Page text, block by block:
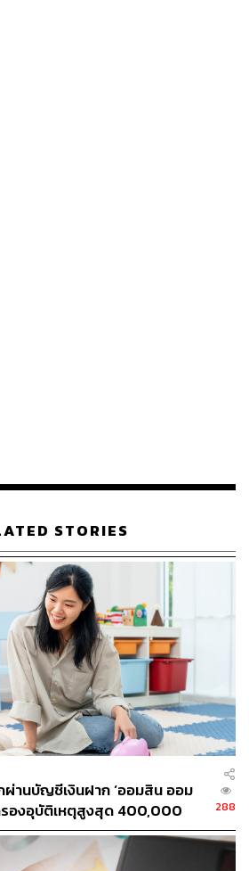
งมาไกล ประสบความสำเร็จมาแล้ว
ขาอยากรักษาไว้
ละครที่ออกเดินทางไปยังพื้นที่กว้าง
า และสถานที่ต่าง ๆ ซึ่งเป็นภาพแทน
ป้าหมาย สะสมประสบการณ์ ความ
าเรื่อย ๆ
STORIES
ผ่านบัญชีเงินฝาก ‘ออมสิน ออม
รองอุบัติเหตุสูงสุด 400,000
เสียภาษี [Advertorial]
288